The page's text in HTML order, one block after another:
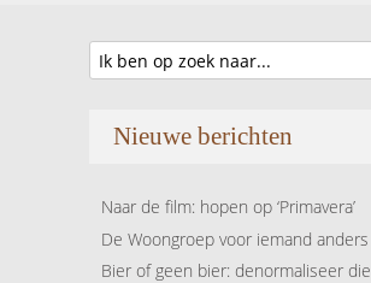
Nieuwe berichten
Naar de film: hopen op ‘Primavera’
De Woongroep voor iemand anders
Bier of geen bier: denormaliseer die